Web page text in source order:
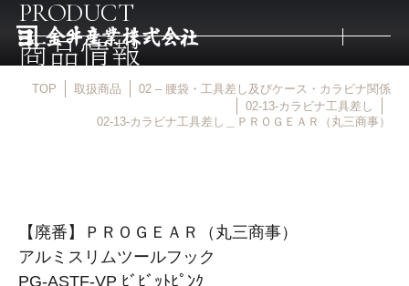
金井産業の強み
PRODUCT
商品情報
TOP 取扱商品
02 – 腰袋・工具差し及びケース・カラビナ関係
02-13-カラビナ工具差し
02-13-カラビナ工具差し＿ＰＲＯＧＥＡＲ（丸三商事）
【廃番】ＰＲＯＧＥＡＲ（丸三商事）
アルミスリムツールフック
PG-ASTF-VP ﾋﾞﾋﾞｯﾄﾋﾟﾝｸ